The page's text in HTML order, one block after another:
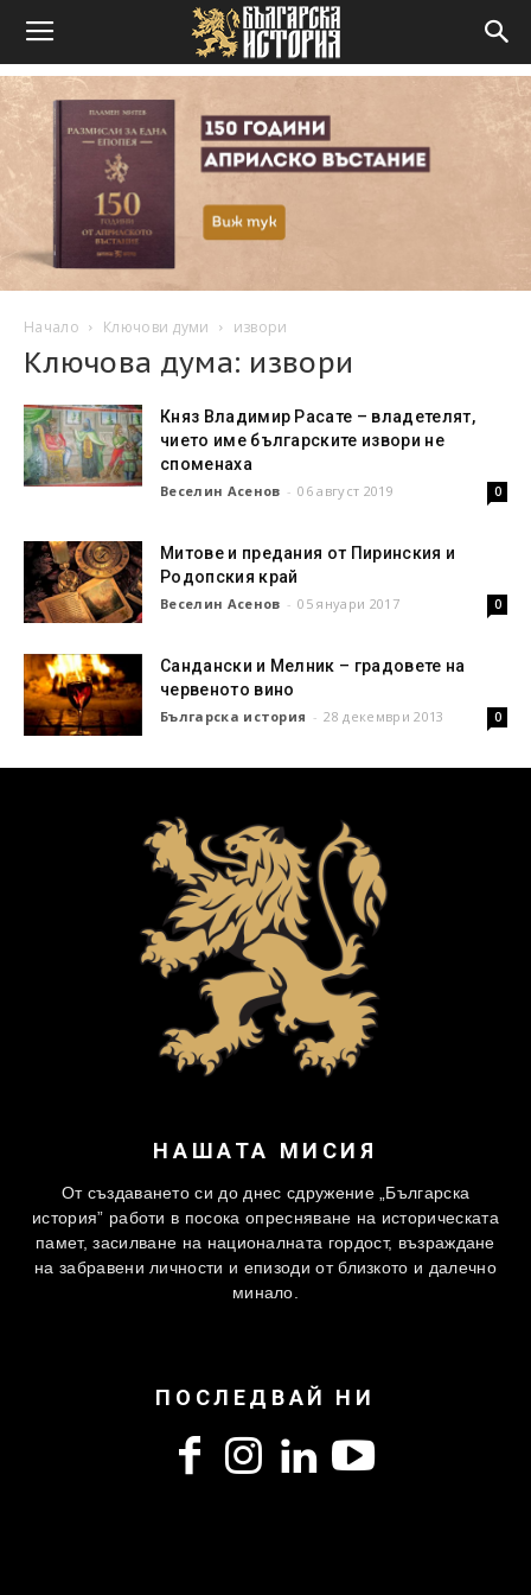
Начало Ключови думи извори
Ключова дума: извори
Княз Владимир Расате – владетелят,
чието име българските извори не
споменаха
Веселин Асенов - 06 август 2019 0
Митове и предания от Пиринския и
Родопския край
Веселин Асенов - 05 януари 2017 0
Сандански и Мелник – градовете на
червеното вино
Българска история - 28 декември 2013 0
НАШАТА МИСИЯ
От създаването си до днес сдружение „Българска
история” работи в посока опресняване на историческата
памет, засилване на националната гордост, възраждане
на забравени личности и епизоди от близкото и далечно
минало.
ПОСЛЕДВАЙ НИ